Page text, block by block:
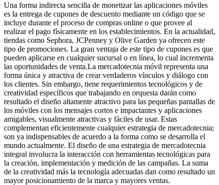
Una forma indirecta sencilla de monetizar las aplicaciones móviles
es la entrega de cupones de descuento mediante un código que se
incluye durante el proceso de compras online o que provee al
realizar el pago físicamente en los establecimientos. En la actualidad,
tiendas como Sephora, JCPenney y Olive Garden ya ofrecen este
tipo de promociones. La gran ventaja de este tipo de cupones es que
pueden aplicarse en cualquier sucursal o en línea, lo cual incrementa
las oportunidades de venta.La mercadotecnia móvil representa una
forma única y atractiva de crear verdaderos vínculos y diálogo con
los clientes. Sin embargo, tiene requerimientos tecnológicos y de
creatividad específicos que trabajando en orquesta darán como
resultado el diseño altamente atractivo para las pequeñas pantallas de
los móviles con los mensajes cortos e impactantes y aplicaciones
amigables, visualmente atractivas y fáciles de usar. Estas
complementan eficientemente cualquier estrategia de mercadotecnia;
son ya indispensables de acuerdo a la forma como se desarrolla el
mundo actualmente. El diseño de una estrategia de mercadotecnia
integral involucra la interacción con herramientas tecnológicas para
la creación, implementación y medición de las campañas. La suma
de la creatividad más la tecnología adecuadas dan como resultado un
mayor posicionamiento de la marca y mayores ventas.